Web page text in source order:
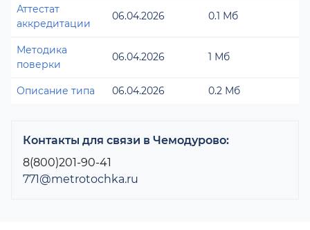
Аттестат
аккредитации
06.04.2026 0.1 Мб
Методика
поверки
06.04.2026 1 Мб
Описание типа 06.04.2026 0.2 Мб
Контакты для связи в Чемодурово:
8(800)201-90-41
771@metrotochka.ru